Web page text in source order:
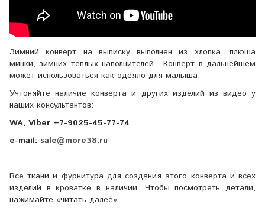
Зимний конверт на выписку выполнен из хлопка, плюша
минки, зимних теплых наполнителей. Конверт в дальнейшем
может использоваться как одеяло для малыша.
Учтоняйте наличие конверта и других изделий из видео у
наших консультантов:
WA, Viber +7-9025-45-77-74
e-mail: sale@more38.ru
Все ткани и фурнитура для создания этого конверта и всех
изделий в кроватке в наличии. Чтобы посмотреть детали,
нажимайте «читать далее».